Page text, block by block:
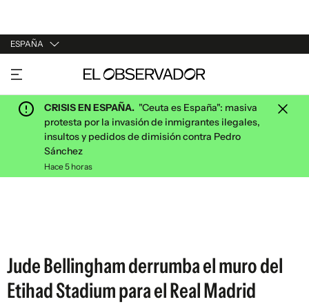
ESPAÑA
URUGUAY
ARGENTINA
ESPAÑA
ESTADOS UNIDOS
CRISIS EN ESPAÑA. "Ceuta es España": masiva
protesta por la invasión de inmigrantes ilegales,
insultos y pedidos de dimisión contra Pedro
Sánchez
Hace 5 horas
Jude Bellingham derrumba el muro del
Etihad Stadium para el Real Madrid